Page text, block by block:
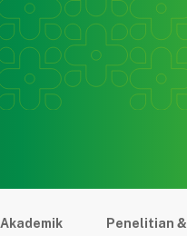
Akademik Penelitian